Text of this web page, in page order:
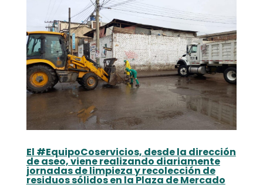
El #EquipoCoservicios, desde la dirección
de aseo, viene realizando diariamente
jornadas de limpieza y recolección de
residuos sólidos en la Plaza de Mercado